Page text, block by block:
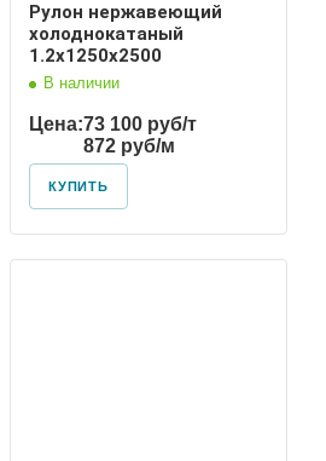
Рулон нержавеющий
холоднокатаный
1.2х1250х2500
В наличии
Цена:73 100 руб/т
872 руб/м
КУПИТЬ